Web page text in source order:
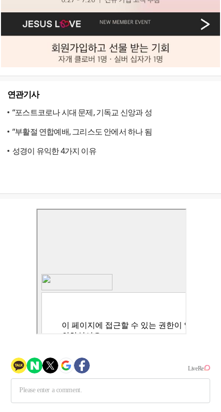
연관기사
“포스트코로나 시대 문제, 기독교 신앙과 성
“부활절 연합예배, 그리스도 안에서 하나 됨
성경이 유익한 4가지 이유